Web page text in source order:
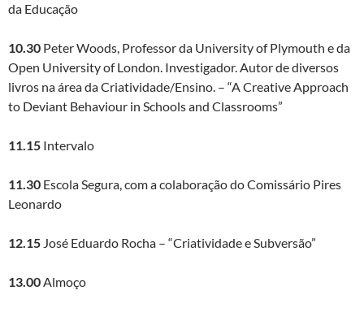
da Educação
10.30 Peter Woods, Professor da University of Plymouth e da
Open University of London. Investigador. Autor de diversos
livros na área da Criatividade/Ensino. – “A Creative Approach
to Deviant Behaviour in Schools and Classrooms”
11.15 Intervalo
11.30 Escola Segura, com a colaboração do Comissário Pires
Leonardo
12.15 José Eduardo Rocha – “Criatividade e Subversão”
13.00Almoço